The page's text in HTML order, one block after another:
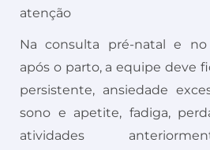
atenção
Na consulta pré-natal e no
após o parto, a equipe deve
persistente, ansiedade
sono e apetite, fadiga,
atividades